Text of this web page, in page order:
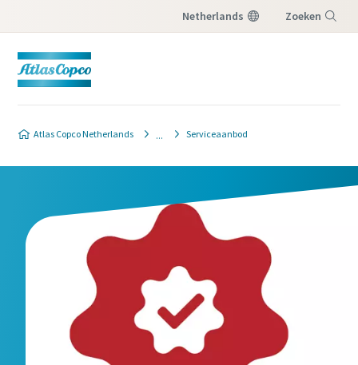
Netherlands Zoeken
Atlas Copco Netherlands Serviceaanbod